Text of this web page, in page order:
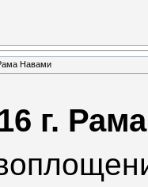
Навами
г.